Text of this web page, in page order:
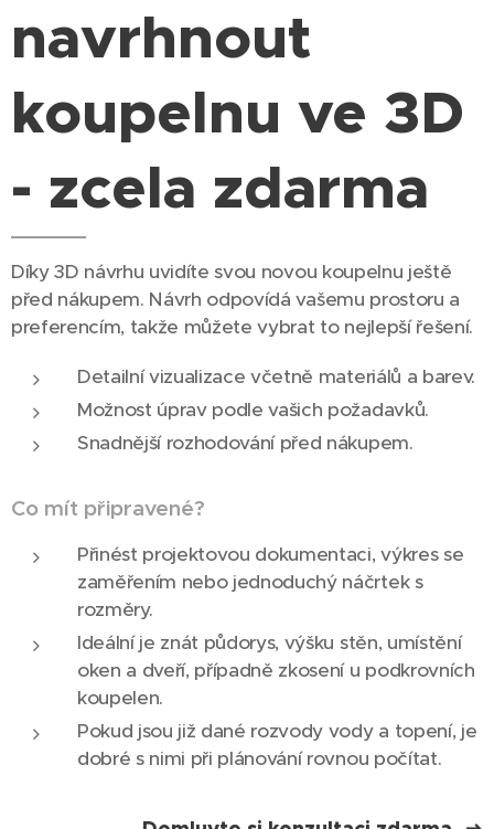
navrhnout
koupelnu ve 3D
- zcela zdarma
Díky 3D návrhu uvidíte svou novou koupelnu ještě
před nákupem. Návrh odpovídá vašemu prostoru a
preferencím, takže můžete vybrat to nejlepší řešení.
Detailní vizualizace včetně materiálů a barev.
Možnost úprav podle vašich požadavků.
Snadnější rozhodování před nákupem.
Co mít připravené?
Přinést projektovou dokumentaci, výkres se
zaměřením nebo jednoduchý náčrtek s
rozměry.
Ideální je znát půdorys, výšku stěn, umístění
oken a dveří, případně zkosení u podkrovních
koupelen.
Pokud jsou již dané rozvody vody a topení, je
dobré s nimi při plánování rovnou počítat.